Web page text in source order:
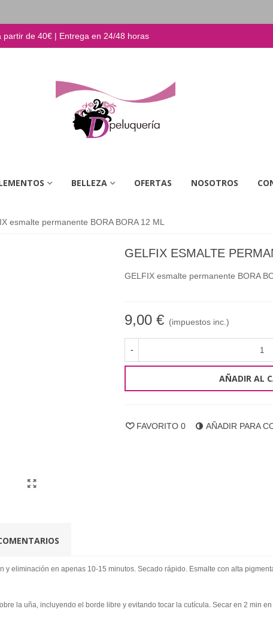
de 40€ | Entrega en 24/48 horas
BELLEZA OFERTAS NOSOTROS
esmalte permanente BORA BORA 12 ML
GELFIX ESMALTE
GELFIX esmalte permanente BORA
9,00 € (impuestos inc.)
-
AÑADIR AL
FAVORITO 0 AÑADIR PARA
eliminación en apenas 10-15 minutos. Secado rápido. Esmalte con alta
la uña, incluyendo el borde libre y evitando tocar la cutícula. Secar en 2 min